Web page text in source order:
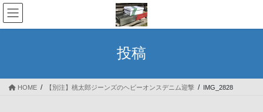
コ
ン
テ
ス
ナ
ビ
ゲ
ン
投稿
HOME 【別注】桃太郎ジーンズのヘビーオンスデニム迎撃 IMG_2828